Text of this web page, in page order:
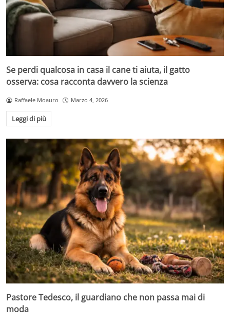
Se perdi qualcosa in casa il cane ti aiuta, il gatto
osserva: cosa racconta davvero la scienza
Raffaele Moauro Marzo 4, 2026
Leggi di più
Pastore Tedesco, il guardiano che non passa mai di
moda